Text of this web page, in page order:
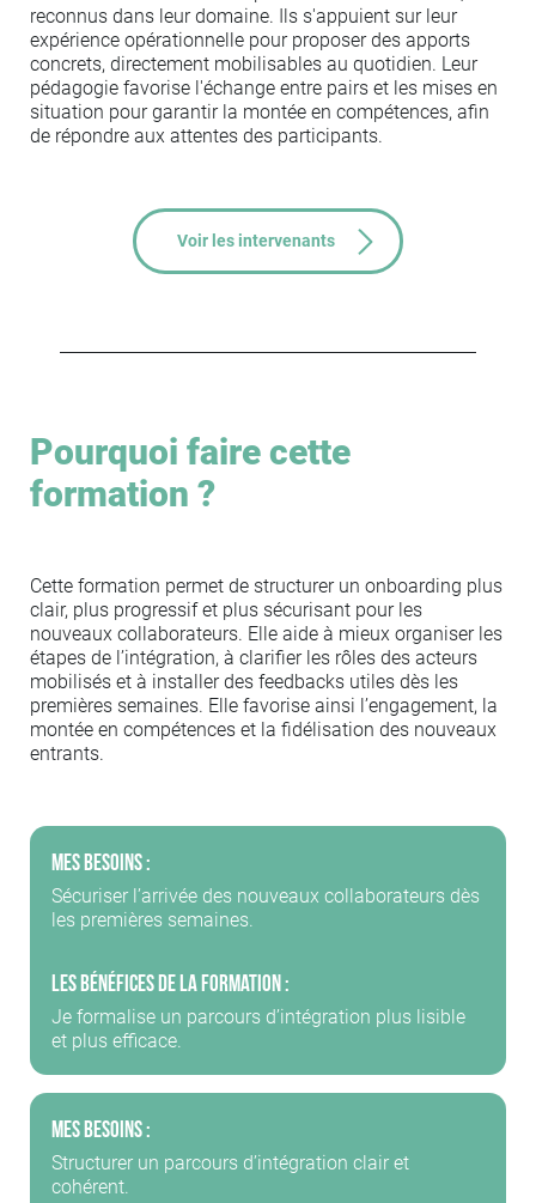
reconnus dans leur domaine. Ils s'appuient sur leur
expérience opérationnelle pour proposer des apports
concrets, directement mobilisables au quotidien. Leur
pédagogie favorise l'échange entre pairs et les mises en
situation pour garantir la montée en compétences, afin
de répondre aux attentes des participants.
Voir les intervenants
Pourquoi faire cette
formation ?
Cette formation permet de structurer un onboarding plus
clair, plus progressif et plus sécurisant pour les
nouveaux collaborateurs. Elle aide à mieux organiser les
étapes de l’intégration, à clarifier les rôles des acteurs
mobilisés et à installer des feedbacks utiles dès les
premières semaines. Elle favorise ainsi l’engagement, la
montée en compétences et la fidélisation des nouveaux
entrants.
Mes besoins :
Sécuriser l’arrivée des nouveaux collaborateurs dès
les premières semaines.
Les bénéfices de la formation :
Je formalise un parcours d’intégration plus lisible
et plus efficace.
Mes besoins :
Structurer un parcours d’intégration clair et
cohérent.